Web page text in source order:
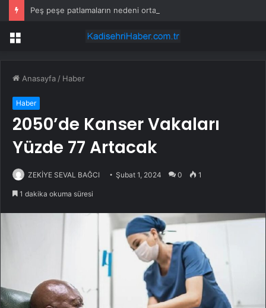
Menü
Anasayfa / Haber
Haber
2050’de Kanser Vakaları
Yüzde 77 Artacak
ZEKİYE SEVAL BAĞCI Şubat 1, 2024 0 1
1 dakika okuma süresi